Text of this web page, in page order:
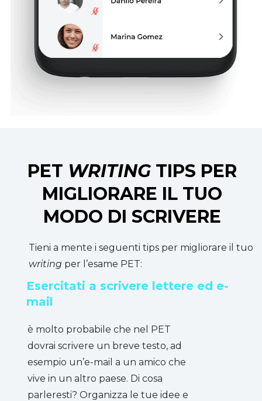
PET WRITING TIPS PER
MIGLIORARE IL TUO
MODO DI SCRIVERE
Tieni a mente i seguenti tips per migliorare il tuo
writing per l’esame PET:
Esercitati a scrivere lettere ed e-
mail
è molto probabile che nel PET
dovrai scrivere un breve testo, ad
esempio un’e-mail a un amico che
vive in un altro paese. Di cosa
parleresti? Organizza le tue idee e